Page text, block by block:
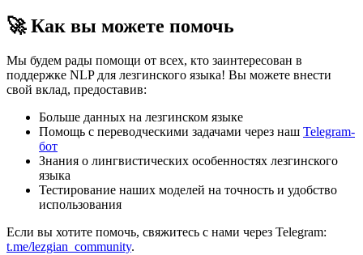
🚀 Как вы можете помочь
Мы будем рады помощи от всех, кто заинтересован в
поддержке NLP для лезгинского языка! Вы можете внести
свой вклад, предоставив:
Больше данных на лезгинском языке
Помощь с переводческими задачами через наш Telegram-
бот
Знания о лингвистических особенностях лезгинского
языка
Тестирование наших моделей на точность и удобство
использования
Если вы хотите помочь, свяжитесь с нами через Telegram:
t.me/lezgian_community.